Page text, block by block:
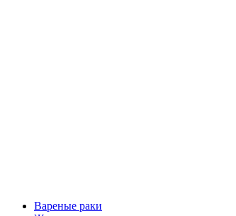
Вареные раки